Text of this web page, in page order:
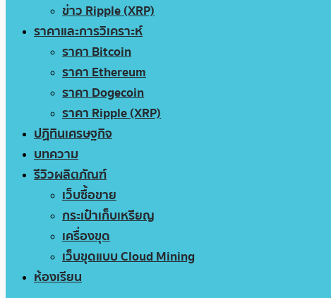
ข่าว Ripple (XRP)
ราคาและการวิเคราะห์
ราคา Bitcoin
ราคา Ethereum
ราคา Dogecoin
ราคา Ripple (XRP)
ปฏิทินเศรษฐกิจ
บทความ
รีวิวผลิตภัณฑ์
เว็บซื้อขาย
กระเป๋าเก็บเหรียญ
เครื่องขุด
เว็บขุดแบบ Cloud Mining
ห้องเรียน